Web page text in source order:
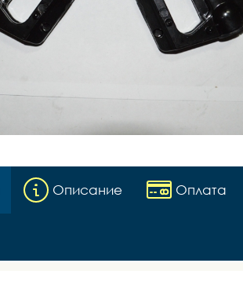
Описание Оплата